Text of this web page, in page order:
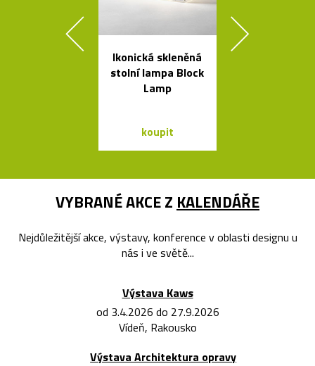
Ikonická skleněná
stolní lampa Block
Lamp
koupit
VYBRANÉ AKCE Z KALENDÁŘE
Nejdůležitější akce, výstavy, konference v oblasti designu u
nás i ve světě...
Výstava Kaws
od 3.4.2026 do 27.9.2026
Vídeň, Rakousko
Výstava Architektura opravy